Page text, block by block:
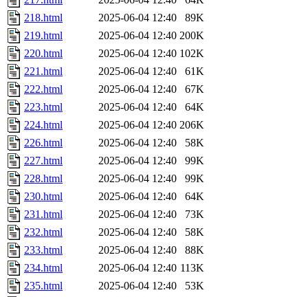
218.html
2025-06-04 12:40
89K
219.html
2025-06-04 12:40 200K
220.html
2025-06-04 12:40 102K
221.html
2025-06-04 12:40
61K
222.html
2025-06-04 12:40
67K
223.html
2025-06-04 12:40
64K
224.html
2025-06-04 12:40 206K
226.html
2025-06-04 12:40
58K
227.html
2025-06-04 12:40
99K
228.html
2025-06-04 12:40
99K
230.html
2025-06-04 12:40
64K
231.html
2025-06-04 12:40
73K
232.html
2025-06-04 12:40
58K
233.html
2025-06-04 12:40
88K
234.html
2025-06-04 12:40 113K
235.html
2025-06-04 12:40
53K